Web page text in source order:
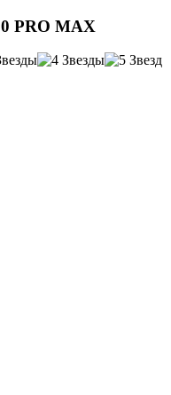
PRO MAX